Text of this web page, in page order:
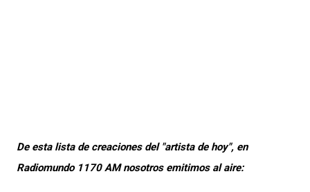
De esta lista de creaciones del "artista de hoy", en
Radiomundo 1170 AM nosotros emitimos al aire: